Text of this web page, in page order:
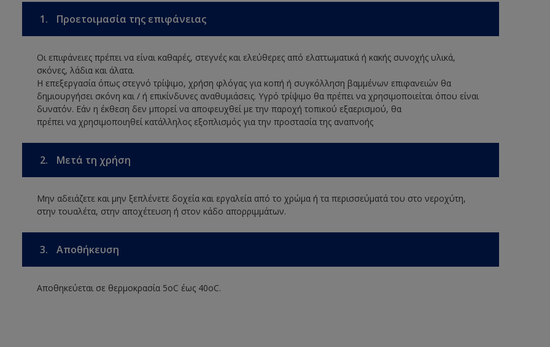
1. Προετοιμασία της επιφάνειας
Οι επιφάνειες πρέπει να είναι καθαρές, στεγνές και ελεύθερες από ελαττωματικά ή κακής συνοχής υλικά,
σκόνες, λάδια και άλατα.
Η επεξεργασία όπως στεγνό τρίψιμο, χρήση φλόγας για κοπή ή συγκόλληση βαμμένων επιφανειών θα
δημιουργήσει σκόνη και / ή επικίνδυνες αναθυμιάσεις. Υγρό τρίψιμο θα πρέπει να χρησιμοποιείται όπου είναι
δυνατόν. Εάν η έκθεση δεν μπορεί να αποφευχθεί με την παροχή τοπικού εξαερισμού, θα
πρέπει να χρησιμοποιηθεί κατάλληλος εξοπλισμός για την προστασία της αναπνοής
2. Μετά τη χρήση
Μην αδειάζετε και μην ξεπλένετε δοχεία και εργαλεία από το χρώμα ή τα περισσεύματά του στο νεροχύτη,
στην τουαλέτα, στην αποχέτευση ή στον κάδο απορριμμάτων.
3. Αποθήκευση
Αποθηκεύεται σε θερμοκρασία 5οC έως 40οC.